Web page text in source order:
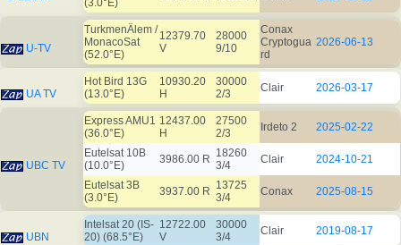
(3.0°E)
U-TV
TurkmenÄlem /
MonacoSat
(52.0°E)
12379.70
V
28000
9/10
Conax
Cryptogua
rd
2026-06-13
UA TV
Hot Bird 13G
(13.0°E)
10930.20
H
30000
2/3
Clair 2026-03-17
UBC TV
Express AMU1
(36.0°E)
12437.00
H
27500
2/3
Irdeto 2 2025-02-22
Eutelsat 10B
(10.0°E)
3986.00 R 18260
3/4
Clair 2024-10-21
Eutelsat 3B
(3.0°E)
3937.00 R 13725
3/4
Conax 2025-08-15
UBN
Intelsat 20 (IS-
20) (68.5°E)
12722.00
V
30000
3/4
Clair 2019-08-17